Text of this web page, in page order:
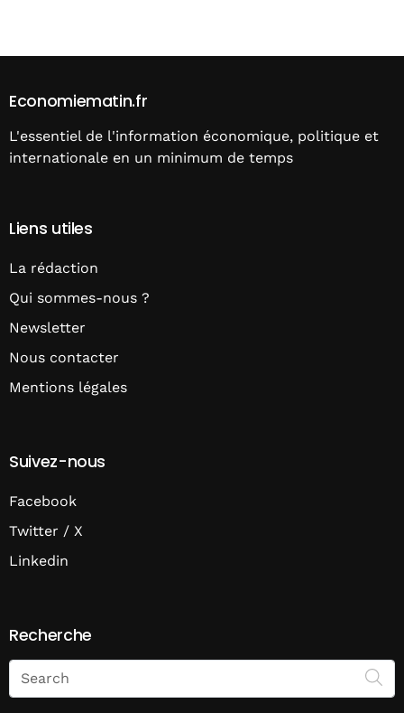
Economiematin.fr
L'essentiel de l'information économique, politique et
internationale en un minimum de temps
Liens utiles
La rédaction
Qui sommes-nous ?
Newsletter
Nous contacter
Mentions légales
Suivez-nous
Facebook
Twitter / X
Linkedin
Recherche
Search
on
Economie